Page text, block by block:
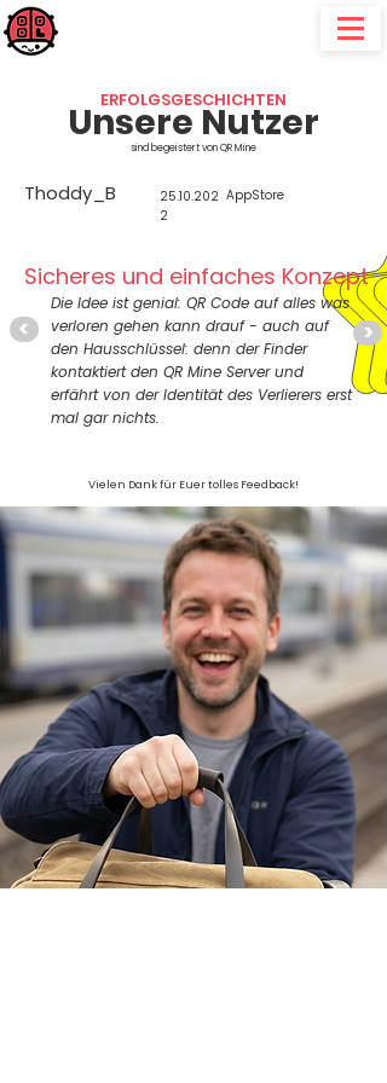
ERFOLGSGESCHICHTEN
Unsere Nutzer
sind begeistert von QR Mine
Thoddy_B
25.10.202
2
AppStore
Sicheres und einfaches Konzept
<
Die Idee ist genial: QR Code auf alles was
verloren gehen kann drauf - auch auf
den Hausschlüssel: denn der Finder
kontaktiert den QR Mine Server und
erfährt von der Identität des Verlierers erst
mal gar nichts.
>
Vielen Dank für Euer tolles Feedback!